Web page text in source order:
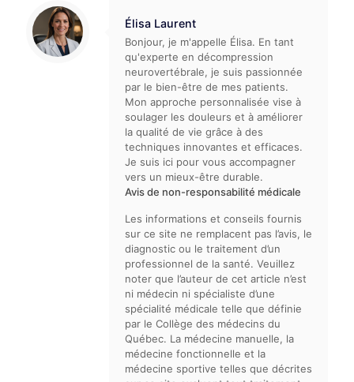
Élisa Laurent
Bonjour, je m'appelle Élisa. En tant
qu'experte en décompression
neurovertébrale, je suis passionnée
par le bien-être de mes patients.
Mon approche personnalisée vise à
soulager les douleurs et à améliorer
la qualité de vie grâce à des
techniques innovantes et efficaces.
Je suis ici pour vous accompagner
vers un mieux-être durable.
Avis de non-responsabilité médicale
Les informations et conseils fournis
sur ce site ne remplacent pas l’avis, le
diagnostic ou le traitement d’un
professionnel de la santé. Veuillez
noter que l’auteur de cet article n’est
ni médecin ni spécialiste d’une
spécialité médicale telle que définie
par le Collège des médecins du
Québec. La médecine manuelle, la
médecine fonctionnelle et la
médecine sportive telles que décrites